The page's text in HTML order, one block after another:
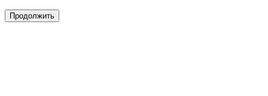
Продолжить